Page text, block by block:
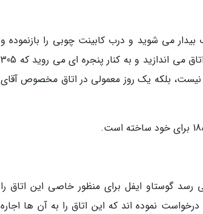
بیدار می شوید و درب کابینت چوبی را بازنموده و
قهوه را از کابینت برمی دارید. سپس نگاهی به پیانو بزرگ خود در گوشه اتاق می اندازید و به کنار پنجره ای می روید که 305
نیست، بلکه یک روز معمولی در اتاق مخصوص آقای
گوستاو ایفل برای منظور خاصی این اتاق را
نموده اند که این اتاق را به آن ها اجاره